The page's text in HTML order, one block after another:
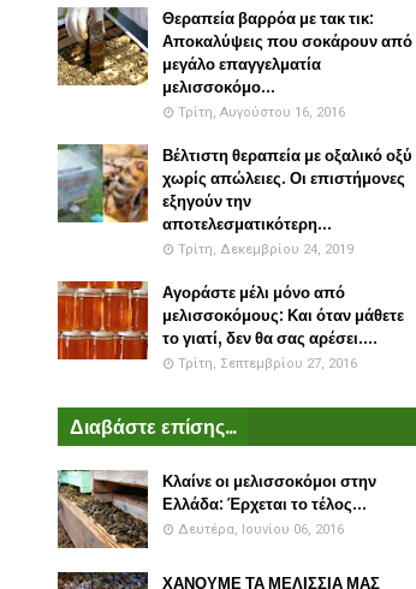
Θεραπεία βαρρόα με τακ τικ:
Αποκαλύψεις που σοκάρουν από
μεγάλο επαγγελματία
μελισσοκόμο...
Τρίτη, Αυγούστου 16, 2016
Βέλτιστη θεραπεία με οξαλικό οξύ
χωρίς απώλειες. Οι επιστήμονες
εξηγούν την
αποτελεσματικότερη...
Τρίτη, Δεκεμβρίου 24, 2019
Αγοράστε μέλι μόνο από
μελισσοκόμους: Και όταν μάθετε
το γιατί, δεν θα σας αρέσει....
Τρίτη, Σεπτεμβρίου 27, 2016
Διαβάστε επίσης...
Κλαίνε οι μελισσοκόμοι στην
Ελλάδα: Έρχεται το τέλος...
Δευτέρα, Ιουνίου 06, 2016
ΧΑΝΟΥΜΕ ΤΑ ΜΕΛΙΣΣΙΑ ΜΑΣ